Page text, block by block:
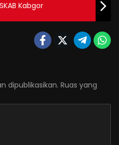
Kabgor
dipublikasikan. Ruas yang